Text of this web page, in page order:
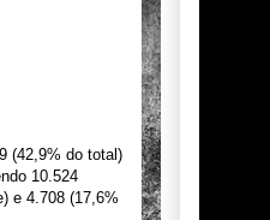
(42,9% do total)
10.524
e 4.708 (17,6%